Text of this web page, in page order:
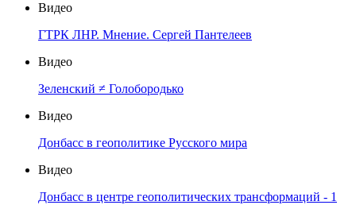
Видео
ГТРК ЛНР. Мнение. Сергей Пантелеев
Видео
Зеленский ≠ Голобородько
Видео
Донбасс в геополитике Русского мира
Видео
Донбасс в центре геополитических трансформаций - 1